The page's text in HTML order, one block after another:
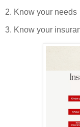
2. Know your needs
3. Know your